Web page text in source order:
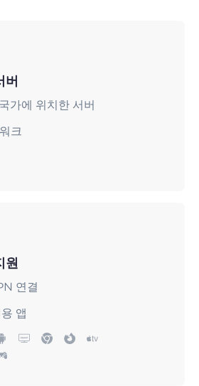
버
가에 위치한 서버
크
원
연결
앱